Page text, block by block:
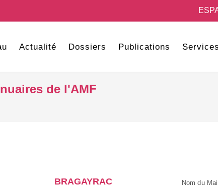
Actualité Dossiers Publications Services
de l'AMF
BRAGAYRAC Nom du